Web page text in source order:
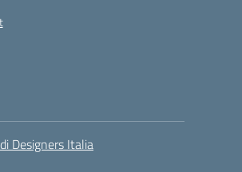
Designers Italia